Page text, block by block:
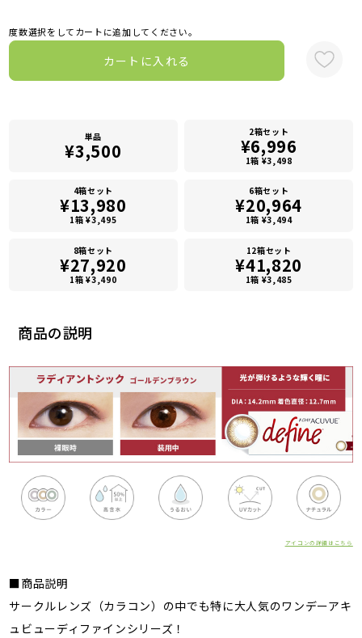
商品の説明
アイコンの詳細はこちら
■商品説明
サークルレンズ（カラコン）の中でも特に大人気のワンデーアキ
ュビューディファインシリーズ！
度数選択をしてカートに追加してください。
カートに入れる
単品
¥3,500
2箱セット
¥6,996
1箱 ¥3,498
4箱セット
¥13,980
1箱 ¥3,495
6箱セット
¥20,964
1箱 ¥3,494
8箱セット
¥27,920
1箱 ¥3,490
12箱セット
¥41,820
1箱 ¥3,485